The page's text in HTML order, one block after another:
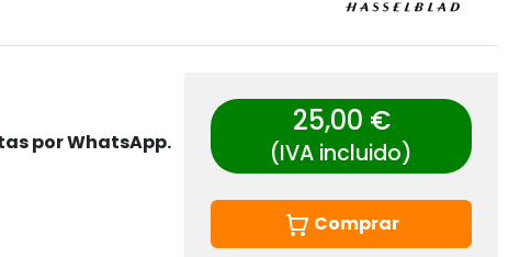
por WhatsApp.
25,00 €
(IVA incluido)
Comprar